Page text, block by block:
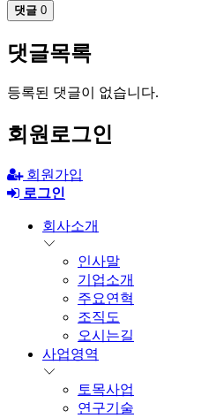
댓글 0
댓글목록
등록된 댓글이 없습니다.
회원로그인
회원가입
로그인
회사소개
인사말
기업소개
주요연혁
조직도
오시는길
사업영역
토목사업
연구기술